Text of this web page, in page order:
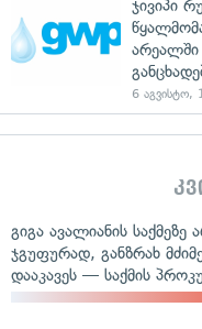
ჯივიპი
არეალში
6 აგვისტო,
გიგა ავალიანის
ჯგუფურად, განზრახ
დააკავეს — საქმის